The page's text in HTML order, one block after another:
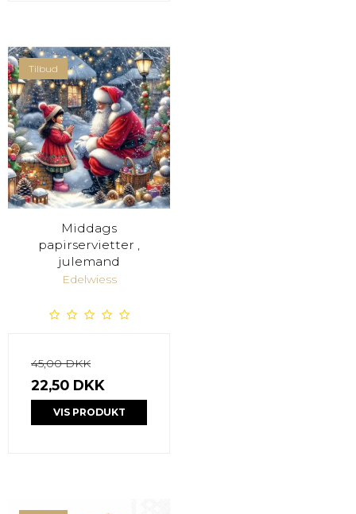
Tilbud
Middags
papirservietter ,
julemand
Edelwiess
45,00 DKK
22,50 DKK
VIS PRODUKT